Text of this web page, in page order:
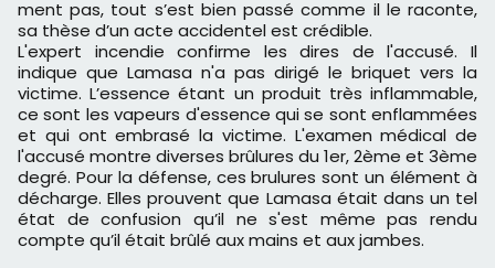
ment pas, tout s’est bien passé comme il le raconte,
sa thèse d’un acte accidentel est crédible.
L'expert incendie confirme les dires de l'accusé. Il
indique que Lamasa n'a pas dirigé le briquet vers la
victime. L’essence étant un produit très inflammable,
ce sont les vapeurs d'essence qui se sont enflammées
et qui ont embrasé la victime. L'examen médical de
l'accusé montre diverses brûlures du 1er, 2ème et 3ème
degré. Pour la défense, ces brulures sont un élément à
décharge. Elles prouvent que Lamasa était dans un tel
état de confusion qu’il ne s'est même pas rendu
compte qu’il était brûlé aux mains et aux jambes.